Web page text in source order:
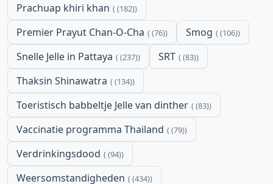
Prachuap khiri khan (182)
Premier Prayut Chan-O-Cha (76) Smog (106)
Snelle Jelle in Pattaya (237) SRT (83)
Thaksin Shinawatra (134)
Toeristisch babbeltje Jelle van dinther (83)
Vaccinatie programma Thailand (79)
Verdrinkingsdood (94)
Weersomstandigheden (434)